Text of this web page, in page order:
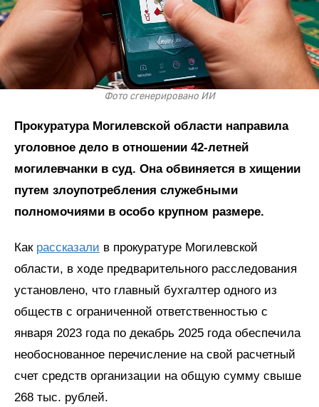
Фото сгенерировано ИИ
Прокуратура Могилевской области направила
уголовное дело в отношении 42-летней
могилевчанки в суд. Она обвиняется в хищении
путем злоупотребления служебными
полномочиями в особо крупном размере.
Как рассказали в прокуратуре Могилевской
области, в ходе предварительного расследования
установлено, что главный бухгалтер одного из
обществ с ограниченной ответственностью с
января 2023 года по декабрь 2025 года обеспечила
необоснованное перечисление на свой расчетный
счет средств организации на общую сумму свыше
268 тыс. рублей.